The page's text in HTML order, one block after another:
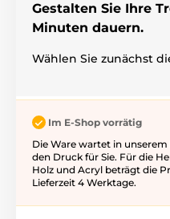
Gestalten Sie Ihre
Minuten dauern.
Wählen Sie zunächst
Im E-Shop vorrätig
Die Ware wartet in
den Druck für Sie. Für die
Holz und Acryl beträgt die
Lieferzeit 4 Werktage.